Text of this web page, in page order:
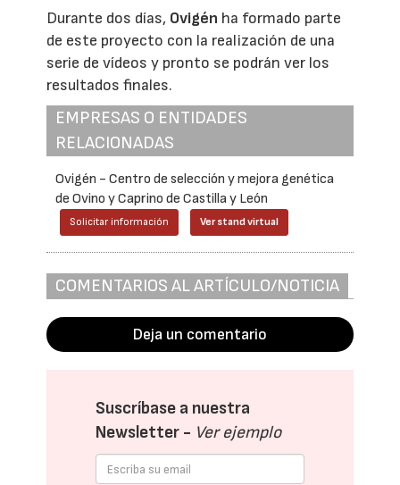
Durante dos días, Ovigén ha formado parte
de este proyecto con la realización de una
serie de vídeos y pronto se podrán ver los
resultados finales.
EMPRESAS O ENTIDADES
RELACIONADAS
Ovigén - Centro de selección y mejora genética
de Ovino y Caprino de Castilla y León
Solicitar información Ver stand virtual
COMENTARIOS AL ARTÍCULO/NOTICIA
Deja un comentario
Suscríbase a nuestra
Newsletter - Ver ejemplo